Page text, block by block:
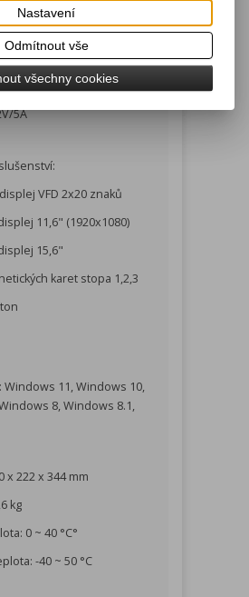
výstup
zdroj AC 100-240V/3,5A,
5A
VFD 2x20 znaků
11,6" (1920x1080)
15,6"
karet stopa 1,2,3
Windows 11, Windows 10,
8, Windows 8.1,
x 222 x 344 mm
kg
0 ~ 40 °C°
-40 ~ 50 °C
Nastavení
Odmítnout vše
všechny cookies